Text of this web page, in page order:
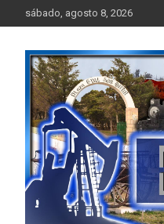
to
sábado, agosto 8, 2026